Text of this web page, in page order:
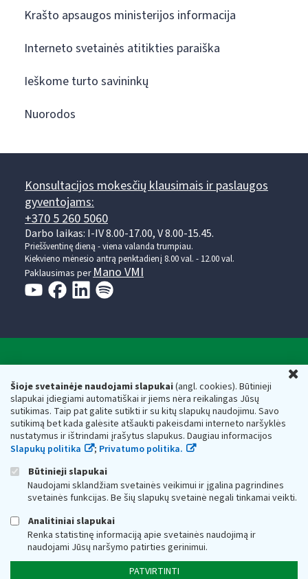
Šioje svetainėje naudojami slapukai(angl. cookies). Būtinieji
slapukai įdiegiami automatiškai ir jiems nėra reikalingas Jūsų
sutikimas. Taip pat galite sutikti ir su kitų slapukų naudojimu. Savo
sutikimą bet kada galėsite atšaukti pakeisdami interneto naršyklės
nustatymus ir ištrindami įrašytus slapukus. Daugiau informacijos
Slapukų politika
; Privatumo politika.
Būtinieji slapukai
Naudojami sklandžiam svetainės veikimui ir įgalina pagrindines
svetainės funkcijas. Be šių slapukų svetainė negali tinkamai veikti.
Analitiniai slapukai
Renka statistinę informaciją apie svetainės naudojimą ir
naudojami Jūsų naršymo patirties gerinimui.
PATVIRTINTI
Krašto apsaugos ministerijos informacija
Interneto svetainės atitikties paraiška
Ieškome turto savininkų
Nuorodos
Konsultacijos mokesčių klausimais ir paslaugos
gyventojams:
+370 5 260 5060
Darbo laikas: I-IV 8.00-17.00, V 8.00-15.45.
Prieššventinę dieną - viena valanda trumpiau.
Kiekvieno mėnesio antrą penktadienį 8.00 val. - 12.00 val.
Paklausimas per Mano VMI
Respublikos finansų ministerijos
Biudžetinė įstaiga. Juridinio asmens kodas — 188659752,
adresas: Vasario 16-osios g. 14, 01107 Vilnius, Lietuva, el.paštas:
vmi@vmi.lt, E. pristatymo dėžutės adresas 188659752
Duomenys apie Valstybinę mokesčių inspekciją prie Lietuvos
Respublikos finansų ministerijos kaupiami ir saugomi Juridinių